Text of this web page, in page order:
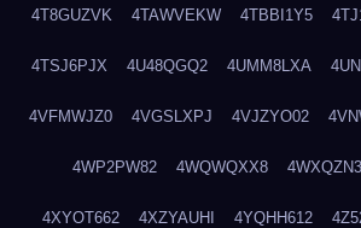
4T8GUZVK 4TAWVEKW 4TBBI1Y5
4TSJ6PJX 4U48QGQ2 4UMM8LXA
4VFMWJZ0 4VGSLXPJ 4VJZYO02
4WP2PW82 4WQWQXX8
4XYOT662 4XZYAUHI 4YQHH612